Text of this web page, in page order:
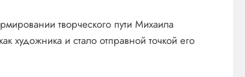
творческого пути Михаила
художника и стало отправной точкой его